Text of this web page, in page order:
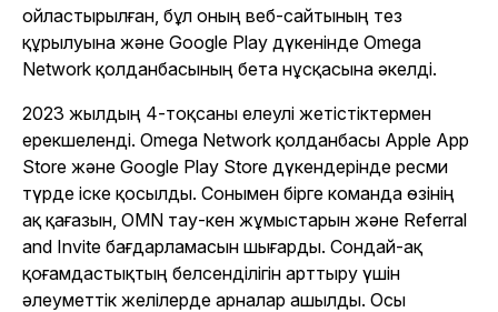
ойластырылған, бұл оның веб-сайтының тез
құрылуына және Google Play дүкенінде Omega
Network қолданбасының бета нұсқасына әкелді.
2023 жылдың 4-тоқсаны елеулі жетістіктермен
ерекшеленді. Omega Network қолданбасы Apple App
Store және Google Play Store дүкендерінде ресми
түрде іске қосылды. Сонымен бірге команда өзінің
ақ қағазын, OMN тау-кен жұмыстарын және Referral
and Invite бағдарламасын шығарды. Сондай-ақ
қоғамдастықтың белсенділігін арттыру үшін
әлеуметтік желілерде арналар ашылды. Осы